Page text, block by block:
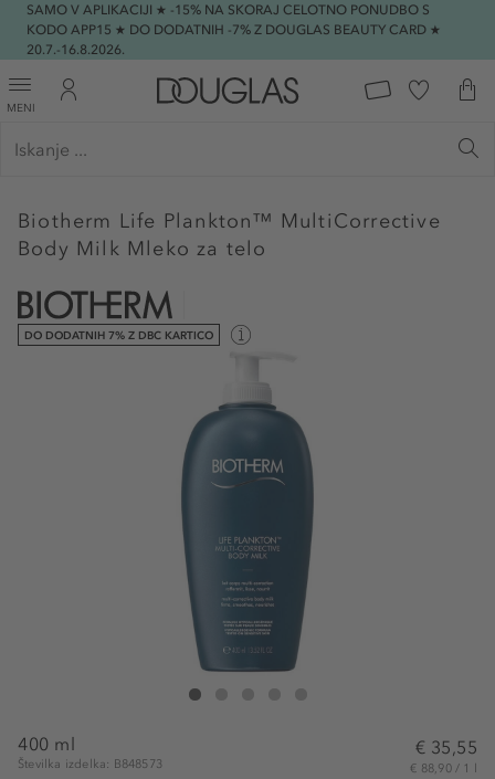
SAMO V APLIKACIJI ★ -15% NA SKORAJ CELOTNO PONUDBO S
KODO APP15 ★ DO DODATNIH -7% Z DOUGLAS BEAUTY CARD ★
20.7.-16.8.2026.
MENI
Biotherm Life Plankton™ MultiCorrective
Body Milk Mleko za telo
DO DODATNIH 7% Z DBC KARTICO
Biotherm Life Plankton™ Multi-Corrective Body Milk
400 ml
Številka izdelka: B848573
€ 35,55
€ 88,90 / 1 l